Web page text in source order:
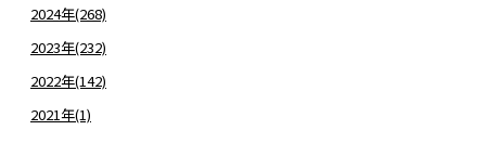
2024年(268)
2023年(232)
2022年(142)
2021年(1)